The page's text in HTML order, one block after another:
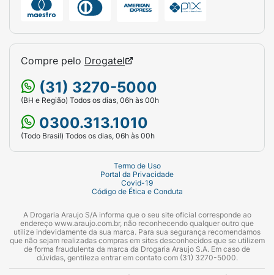
Compre pelo Drogatel
(31) 3270-5000
(BH e Região) Todos os dias, 06h às 00h
0300.313.1010
(Todo Brasil) Todos os dias, 06h às 00h
Termo de Uso
Portal da Privacidade
Covid-19
Código de Ética e Conduta
A Drogaria Araujo S/A informa que o seu site oficial corresponde ao
endereço www.araujo.com.br, não reconhecendo qualquer outro que
utilize indevidamente da sua marca. Para sua segurança recomendamos
que não sejam realizadas compras em sites desconhecidos que se utilizem
de forma fraudulenta da marca da Drogaria Araujo S.A. Em caso de
dúvidas, gentileza entrar em contato com (31) 3270-5000.